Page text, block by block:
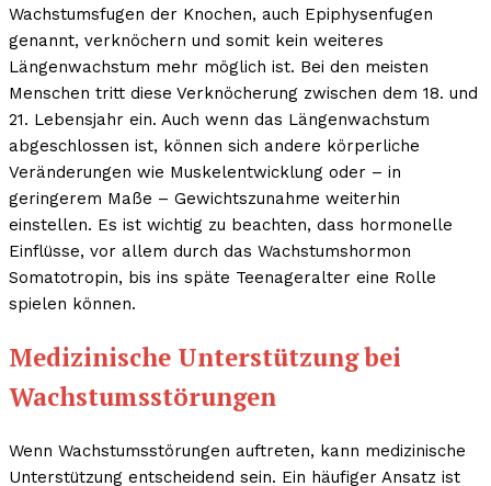
Wachstumsfugen der Knochen, auch Epiphysenfugen
genannt, verknöchern und somit kein weiteres
Längenwachstum mehr möglich ist. Bei den meisten
Menschen tritt diese Verknöcherung zwischen dem 18. und
21. Lebensjahr ein. Auch wenn das Längenwachstum
abgeschlossen ist, können sich andere körperliche
Veränderungen wie Muskelentwicklung oder – in
geringerem Maße – Gewichtszunahme weiterhin
einstellen. Es ist wichtig zu beachten, dass hormonelle
Einflüsse, vor allem durch das Wachstumshormon
Somatotropin, bis ins späte Teenageralter eine Rolle
spielen können.
Medizinische Unterstützung bei
Wachstumsstörungen
Wenn Wachstumsstörungen auftreten, kann medizinische
Unterstützung entscheidend sein. Ein häufiger Ansatz ist